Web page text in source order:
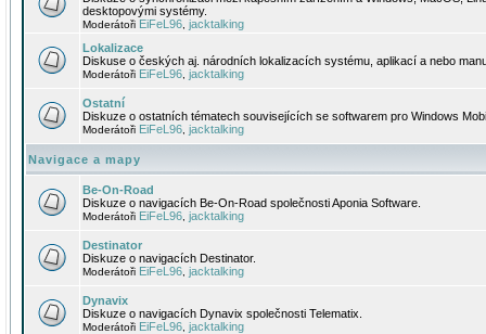
desktopovými systémy.
Moderátoři EiFeL96 jacktalking
Lokalizace
Diskuse o českých aj. národních lokalizacích systému, aplikací a nebo
Moderátoři EiFeL96 jacktalking
Ostatní
Diskuze o ostatních tématech souvisejících se softwarem pro Windows
Moderátoři EiFeL96 jacktalking
Navigace a mapy
Be-On-Road
Diskuze o navigacích Be-On-Road společnosti Aponia Software.
Moderátoři EiFeL96 jacktalking
Destinator
Diskuze o navigacích Destinator.
Moderátoři EiFeL96 jacktalking
Dynavix
Diskuze o navigacích Dynavix společnosti Telematix.
Moderátoři EiFeL96 jacktalking